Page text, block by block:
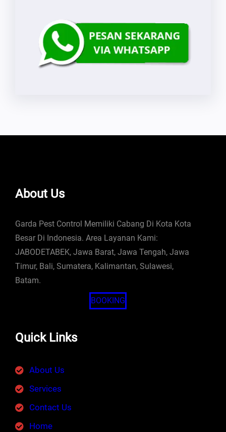
About Us
Garda Pest Control Memiliki Cabang Di Kota Kota
Besar Di Indonesia. Area Layanan Kami:
JABODETABEK, Jawa Barat, Jawa Tengah, Jawa
Timur, Bali, Sumatera, Kalimantan, Sulawesi,
Batam.
BOOKING
Quick Links
About Us
Services
Contact Us
Home